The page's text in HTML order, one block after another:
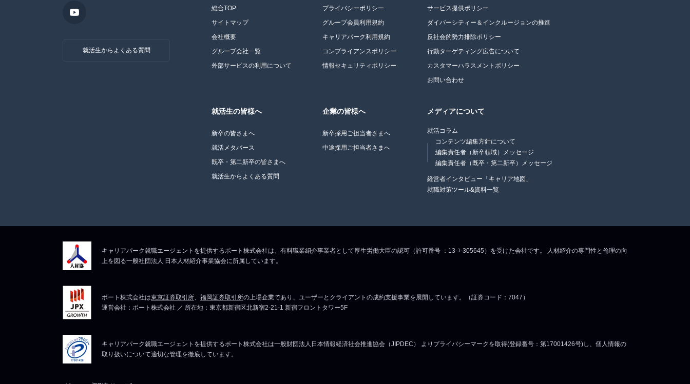
就活生からよくある質問
総合TOP
サイトマップ
会社概要
グループ会社一覧
外部サービスの利用について
プライバシーポリシー
グループ会員利用規約
キャリアパーク利用規約
コンプライアンスポリシー
情報セキュリティポリシー
サービス提供ポリシー
ダイバーシティー＆インクルージョンの推進
反社会的勢力排除ポリシー
行動ターゲティング広告について
カスタマーハラスメントポリシー
お問い合わせ
就活生の皆様へ
新卒の皆さまへ
就活メタバース
既卒・第二新卒の皆さまへ
就活生からよくある質問
企業の皆様へ
新卒採用ご担当者さまへ
中途採用ご担当者さまへ
メディアについて
就活コラム
コンテンツ編集方針について
編集責任者（新卒領域）メッセージ
編集責任者（既卒・第二新卒）メッセージ
経営者インタビュー「キャリア地図」
就職対策ツール&資料一覧